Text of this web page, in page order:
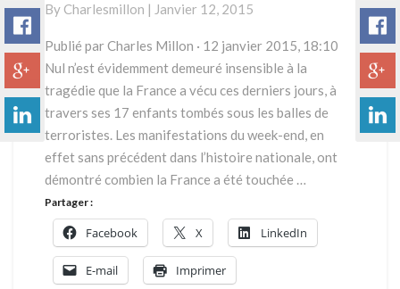
janvier:
Définir
l’adversaire
By Charlesmillon | Janvier 12, 2015
Publié par Charles Millon · 12 janvier 2015, 18:10
Nul n’est évidemment demeuré insensible à la
tragédie que la France a vécu ces derniers jours, à
travers ses 17 enfants tombés sous les balles de
terroristes. Les manifestations du week-end, en
effet sans précédent dans l’histoire nationale, ont
démontré combien la France a été touchée …
Partager :
Facebook X LinkedIn
E-mail Imprimer